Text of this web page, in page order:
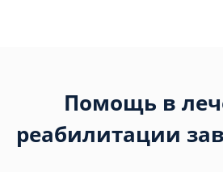
Помощь в
реабилитации